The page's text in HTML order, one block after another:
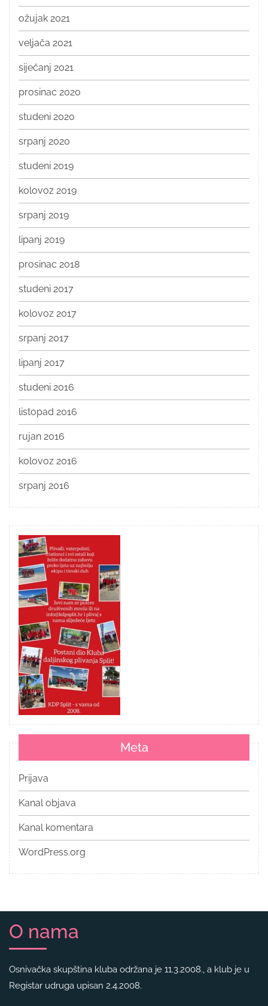
ožujak 2021
veljača 2021
siječanj 2021
prosinac 2020
studeni 2020
srpanj 2020
studeni 2019
kolovoz 2019
srpanj 2019
lipanj 2019
prosinac 2018
studeni 2017
kolovoz 2017
srpanj 2017
lipanj 2017
studeni 2016
listopad 2016
rujan 2016
kolovoz 2016
srpanj 2016
Meta
Prijava
Kanal objava
Kanal komentara
WordPress.org
O nama
Osnivačka skupština kluba održana je 11.3.2008., a klub je u
Registar udruga upisan 2.4.2008.